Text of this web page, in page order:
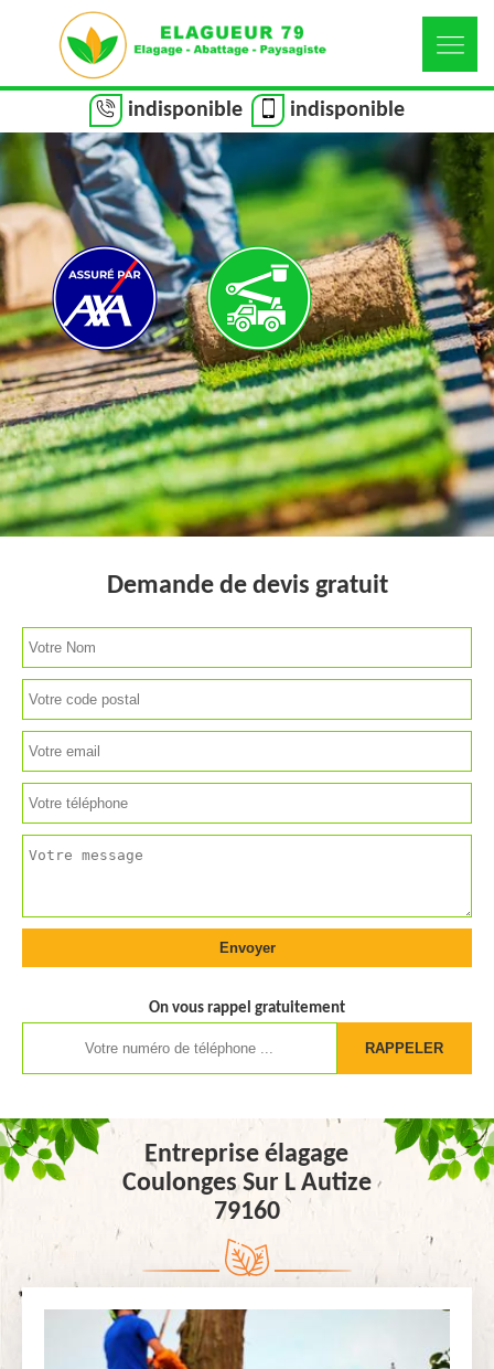
indisponible indisponible
Demande de devis gratuit
On vous rappel gratuitement
Entreprise élagage
Coulonges Sur L Autize
79160